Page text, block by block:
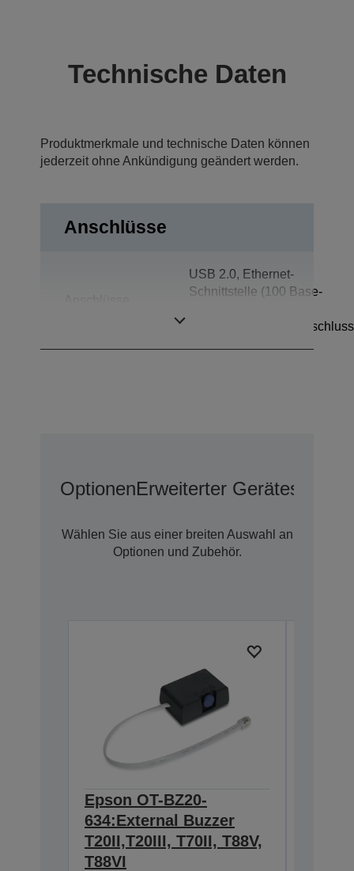
Technische Daten
Produktmerkmale und technische Daten können
jederzeit ohne Ankündigung geändert werden.
Anschlüsse
USB 2.0, Ethernet-
Schnittstelle (100 Base-
Kassenschubladenanschluss
OptionenErweiterter Geräteschutz
Wählen Sie aus einer breiten Auswahl an
Optionen und Zubehör.
Epson OT-BZ20-
634:External Buzzer
T20II,T20III, T70II, T88V,
T88VI